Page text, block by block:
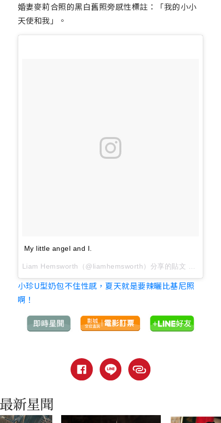
婚妻麥莉合照的黑白舊照旁感性標註：「我的小小
天使和我」。
My little angel and I.
小珍U型奶包不住性感，夏天就是要辣曬比基尼照
啊！